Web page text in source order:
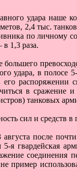
удара наше
2,4 тыс.
по личному
1,3 раза.
большего
удара, в
его распоряжении
в сражение
танковых
сил и средств в
после
5-я гвардейская
соединения
пример